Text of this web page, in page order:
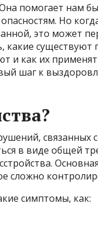
помогает нам
Но
это может
какие существуют
и как их
шаг к
связанных с
в виде общей
сложно
симптомы, как: